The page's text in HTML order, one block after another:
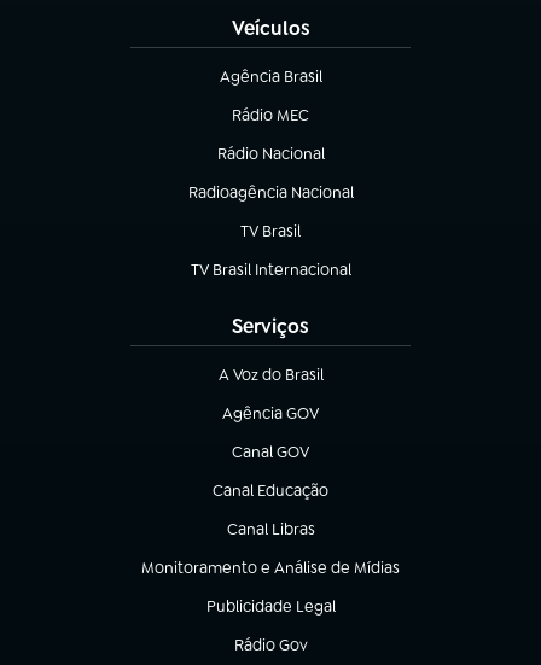
Veículos
Agência Brasil
(abre em nova aba)
Rádio MEC
(abre em nova aba)
Rádio Nacional
Radioagência Nacional
(abre em nova aba)
TV Brasil
(abre em nova aba)
TV Brasil Internacional
(abre em nova aba)
Serviços
A Voz do Brasil
(abre em nova aba)
Agência GOV
(abre em nova aba)
Canal GOV
(abre em nova aba)
Canal Educação
(abre em nova aba)
Canal Libras
(abre em nova aba)
Monitoramento e Análise de Mídias
(abre em nova aba)
Publicidade Legal
(abre em nova aba)
Rádio Gov
(abre em nova aba)